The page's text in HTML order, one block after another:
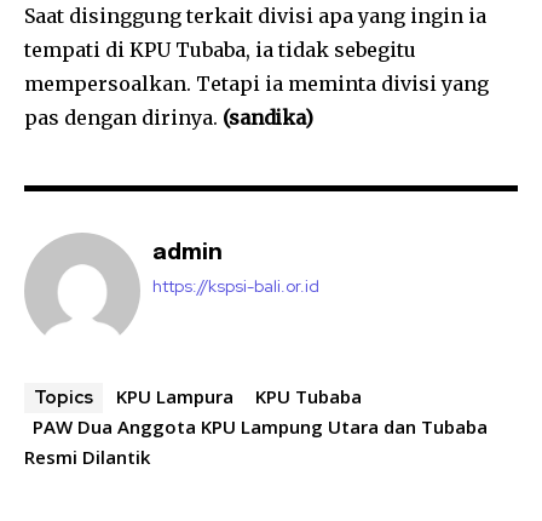
Saat disinggung terkait divisi apa yang ingin ia
tempati di KPU Tubaba, ia tidak sebegitu
mempersoalkan. Tetapi ia meminta divisi yang
pas dengan dirinya. (sandika)
admin
https://kspsi-bali.or.id
Topics KPU Lampura
KPU Tubaba
PAW Dua Anggota KPU Lampung Utara dan Tubaba
Resmi Dilantik